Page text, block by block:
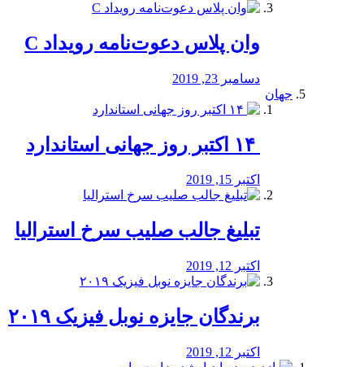
وان پلاس دعوت‌نامه رویداد C
دسامبر 23, 2019
جهان
اکتبر 15, 2019
تبلیغ جالب صلیب سرخ استرالیا
اکتبر 12, 2019
برندگان جایزه نوبل فیزیک ۲۰۱۹
اکتبر 12, 2019